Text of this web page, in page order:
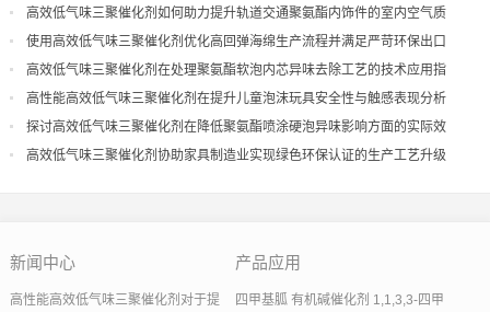
现
高效低气味三聚催化剂如何助力提升轨道交通聚氨酯内饰件的室内空气质
量
使用高效低气味三聚催化剂优化高回弹海绵生产流程并满足严苛环保出口
高效低气味三聚催化剂在处理聚氨酯软泡内芯异味去除工艺的技术应用指
导
高性能高效低气味三聚催化剂在提升儿童泡沫玩具安全性与触感表现分析
探讨高效低气味三聚催化剂在降低聚氨酯喷涂硬泡异味影响方面的实际效
果
高效低气味三聚催化剂协助家具制造业实现绿色环保认证的生产工艺升级
新闻中心
高性能高效低气味三聚催化剂对于提
产品应用
四甲基胍 有机碱催化剂 1,1,3,3-四甲